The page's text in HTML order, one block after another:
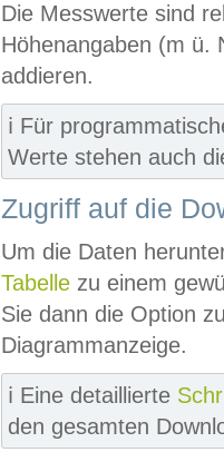
Die Messwerte sind
Höhenangaben (m ü.
addieren.
ℹ️ Für
Werte stehen auch
Zugriff auf die
Um die Daten
Tabelle zu einem
Sie dann die Option
Diagrammanzeige.
ℹ️ Eine detaillierte
den gesamten